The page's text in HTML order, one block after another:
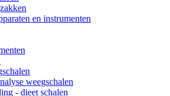
en instrumenten
weegschalen
- dieet schalen